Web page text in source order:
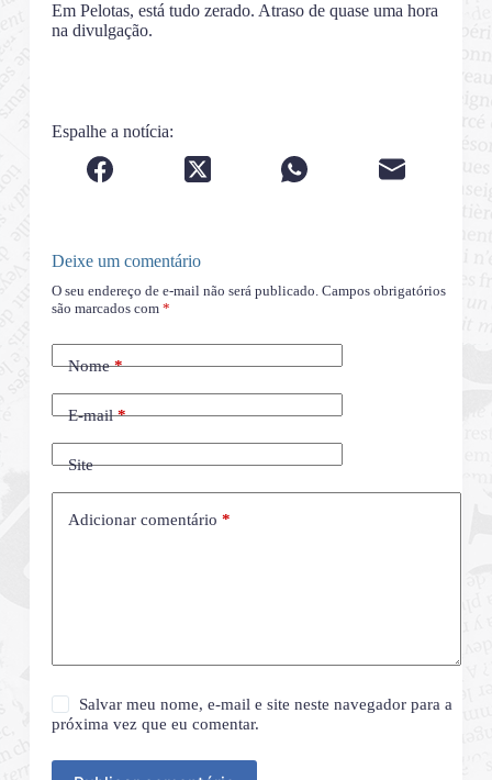
Em Pelotas, está tudo zerado. Atraso de quase uma hora
na divulgação.
Espalhe a notícia:
Deixe um comentário
O seu endereço de e-mail não será publicado. Campos obrigatórios
são marcados com *
Nome*
E-mail*
Site
Adicionar comentário *
Salvar meu nome, e-mail e site neste navegador para a
próxima vez que eu comentar.